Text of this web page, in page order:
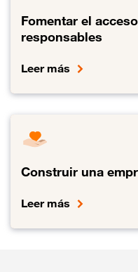
Fomentar el
responsables
Leer más
Construir una
Leer más